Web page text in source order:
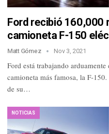
Ford recibió 160,000
camioneta F-150
Matt Gómez Nov 3, 2021
Ford está trabajando
camioneta más famosa, la F-
de su…
NOTICIAS